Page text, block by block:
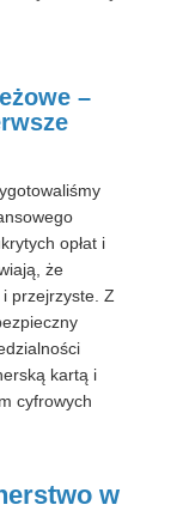
–
opłat i
że
przejrzyste. Z
kartą i
cyfrowych
w